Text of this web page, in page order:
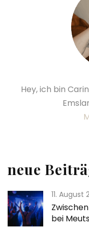
Hey, ich bin
neue
11. August
bei